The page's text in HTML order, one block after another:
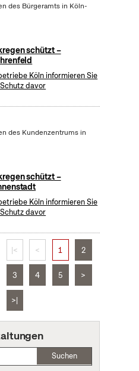
des Bürgeramts in Köln-
schützt –
Köln informieren Sie
davor
des Kundenzentrums in
schützt –
Köln informieren Sie
davor
|< < 1 2
3 4 5 >
>|
Suchen